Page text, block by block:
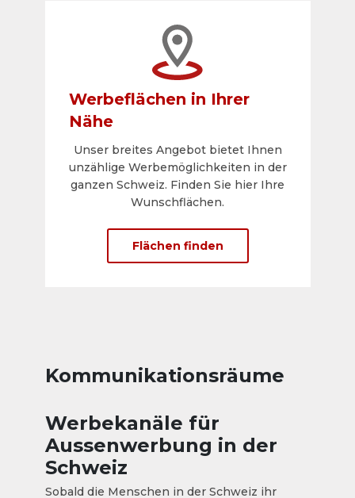
Werbeflächen in Ihrer
Nähe
Unser breites Angebot bietet Ihnen
unzählige Werbemöglichkeiten in der
ganzen Schweiz. Finden Sie hier Ihre
Wunschflächen.
Flächen finden
Kommunikationsräume
Werbekanäle für
Aussenwerbung in der
Schweiz
Sobald die Menschen in der Schweiz ihr